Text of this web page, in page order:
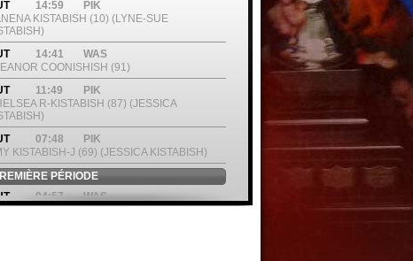
14:59
PIK
KISTABISH (10) (LYNE-SUE
14:41
WAS
COONISHISH (91)
11:49
PIK
R-KISTABISH (87) (JESSICA
07:48
PIK
KISTABISH-J (69) (JESSICA KISTABISH)
PÉRIODE
04:57
WAS
OTTEREYES (68) (PATRICIA